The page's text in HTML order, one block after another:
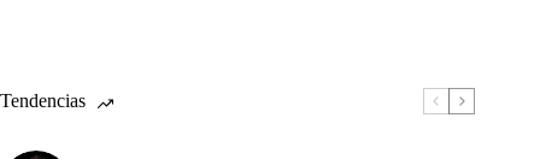
Tendencias